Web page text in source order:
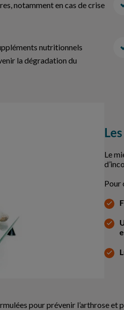
notamment en cas de crise
nutritionnels
la dégradation du
Le
Pour
pour prévenir l’arthrose